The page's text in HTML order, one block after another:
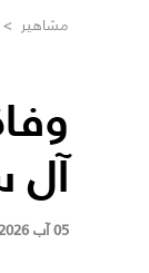
مشاهير >
آل
05 آب 2026